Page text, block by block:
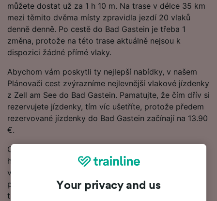
můžete dostat už za 1 h 10 m. Na trase v délce 35 km
mezi těmito dvěma místy zpravidla jezdí 20 vlaků
denně denně. Po cestě do Bad Gastein je třeba 1
změna, protože na této trase aktuálně nejsou k
dispozici žádné přímé vlaky.
Abychom vám poskytli ty nejlepší nabídky, v našem
Plánovači cest zvýrazníme nejlevnější vlakové jízdenky
z Zell am See do Bad Gastein. Pamatujte, že čím dřív si
rezervujete jízdenky, tím víc ušetříte, protože předem
rezervované jízdenky do Bad Gastein začínají na 13.90
€.
Chcete si rezervovat vlakové jízdenky hned? Začněte
hledat u nás ještě dnes. Pokud chcete o cestě vědět
více, podívejte se na jízdní řády (včetně prvních a
posledních odjezdů vlaků), často kladené otázky a
tipy, jak rezervovat levné vlakové jízdenky.
Your privacy and us